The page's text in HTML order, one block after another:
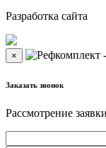
Разработка сайта
×
Заказать звонок
Рассмотрение